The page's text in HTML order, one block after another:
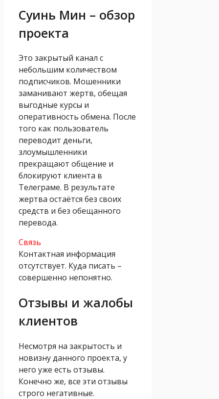
Суинь Мин – обзор
проекта
Это закрытый канал с
небольшим количеством
подписчиков. Мошенники
заманивают жертв, обещая
выгодные курсы и
оперативность обмена. После
того как пользователь
переводит деньги,
злоумышленники
прекращают общение и
блокируют клиента в
Телеграме. В результате
жертва остаётся без своих
средств и без обещанного
перевода.
Связь
Контактная информация
отсутствует. Куда писать –
совершенно непонятно.
Отзывы и жалобы
клиентов
Несмотря на закрытость и
новизну данного проекта, у
него уже есть отзывы.
Конечно же, все эти отзывы
строго негативные.